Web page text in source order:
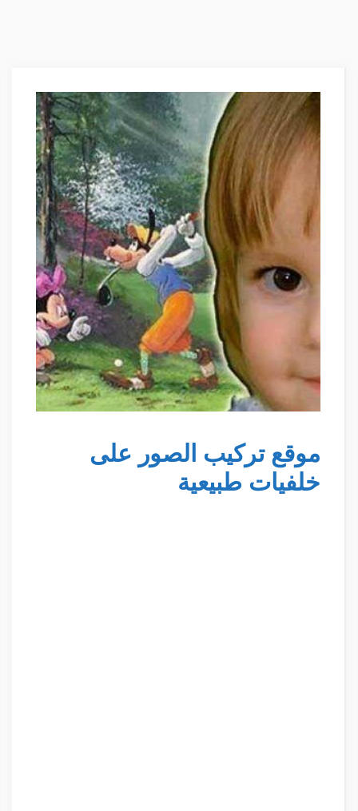
موقع تركيب الصور على
خلفيات طبيعية